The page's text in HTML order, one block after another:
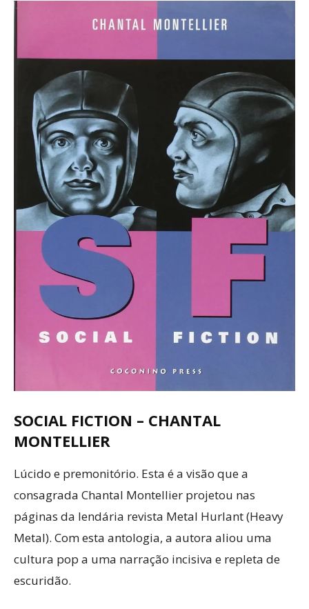
SOCIAL FICTION – CHANTAL
MONTELLIER
Lúcido e premonitório. Esta é a visão que a
consagrada Chantal Montellier projetou nas
páginas da lendária revista Metal Hurlant (Heavy
Metal). Com esta antologia, a autora aliou uma
cultura pop a uma narração incisiva e repleta de
escuridão.